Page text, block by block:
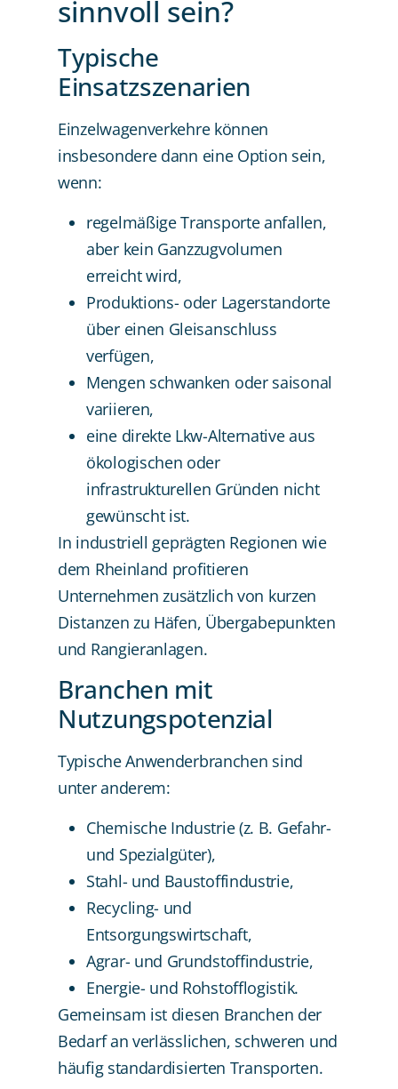
sinnvoll sein?
Typische
Einsatzszenarien
Einzelwagenverkehre können
insbesondere dann eine Option sein,
wenn:
regelmäßige Transporte anfallen,
aber kein Ganzzugvolumen
erreicht wird,
Produktions- oder Lagerstandorte
über einen Gleisanschluss
verfügen,
Mengen schwanken oder saisonal
variieren,
eine direkte Lkw-Alternative aus
ökologischen oder
infrastrukturellen Gründen nicht
gewünscht ist.
In industriell geprägten Regionen wie
dem Rheinland profitieren
Unternehmen zusätzlich von kurzen
Distanzen zu Häfen, Übergabepunkten
und Rangieranlagen.
Branchen mit
Nutzungspotenzial
Typische Anwenderbranchen sind
unter anderem:
Chemische Industrie (z. B. Gefahr-
und Spezialgüter),
Stahl- und Baustoffindustrie,
Recycling- und
Entsorgungswirtschaft,
Agrar- und Grundstoffindustrie,
Energie- und Rohstofflogistik.
Gemeinsam ist diesen Branchen der
Bedarf an verlässlichen, schweren und
häufig standardisierten Transporten.